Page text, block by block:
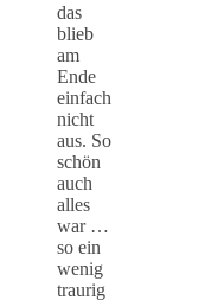
das
blieb
am
Ende
einfach
nicht
aus. So
schön
auch
alles
war …
so ein
wenig
traurig